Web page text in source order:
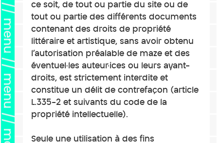
ce soit, de tout ou partie du site ou de
tout ou partie des différents documents
contenant des droits de propriété
littéraire et artistique, sans avoir obtenu
l’autorisation préalable de maze et des
éventuel·les auteur·ices ou leurs ayant-
droits, est strictement interdite et
constitue un délit de contrefaçon (article
L.335-2 et suivants du code de la
propriété intellectuelle).
Seule une utilisation à des fins